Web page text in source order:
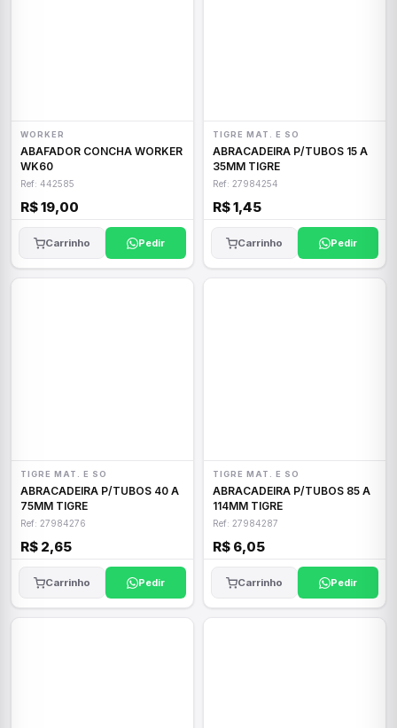
WORKER
ABAFADOR CONCHA WORKER
WK60
Ref: 442585
R$ 19,00
Carrinho Pedir
TIGRE MAT. E SO
ABRACADEIRA P/TUBOS 15 A
35MM TIGRE
Ref: 27984254
R$ 1,45
Carrinho Pedir
TIGRE MAT. E SO
ABRACADEIRA P/TUBOS 40 A
75MM TIGRE
Ref: 27984276
R$ 2,65
Carrinho Pedir
TIGRE MAT. E SO
ABRACADEIRA P/TUBOS 85 A
114MM TIGRE
Ref: 27984287
R$ 6,05
Carrinho Pedir